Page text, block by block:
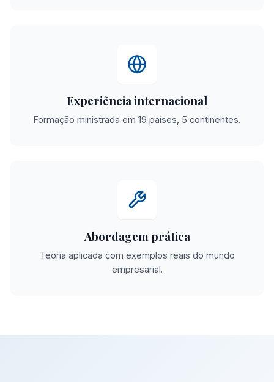
Experiência internacional
Formação ministrada em 19 países, 5 continentes.
Abordagem prática
Teoria aplicada com exemplos reais do mundo
empresarial.